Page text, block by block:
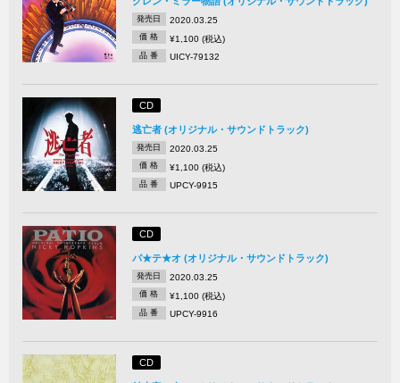
発売日 2020.03.25
価 格 ¥1,100 (税込)
品 番 UICY-79132
CD
逃亡者 (オリジナル・サウンドトラック)
発売日 2020.03.25
価 格 ¥1,100 (税込)
品 番 UPCY-9915
CD
パ★テ★オ (オリジナル・サウンドトラック)
発売日 2020.03.25
価 格 ¥1,100 (税込)
品 番 UPCY-9916
CD